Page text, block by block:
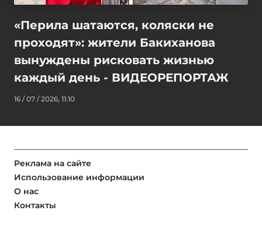
«Перила шатаются, коляски не
проходят»: жители Бакиханова
вынуждены рисковать жизнью
каждый день - ВИДЕОРЕПОРТАЖ
16 / 07 / 2026, 11:10
Реклама на сайте
Использование информации
О нас
Контакты